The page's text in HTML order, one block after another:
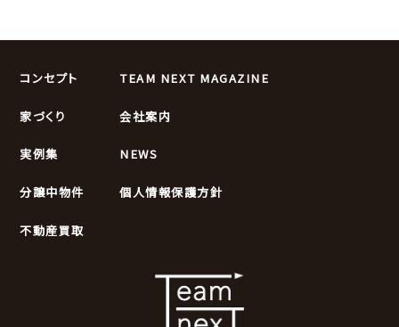
コンセプト
家づくり
実例集
分譲中物件
不動産買取
TEAM NEXT MAGAZINE
会社案内
NEWS
個人情報保護方針